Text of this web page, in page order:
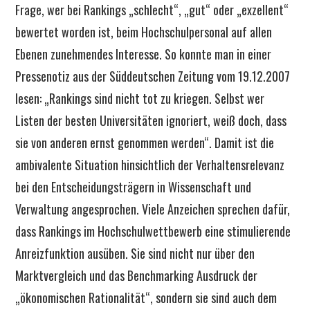
Frage, wer bei Rankings „schlecht“, „gut“ oder „exzellent“
bewertet worden ist, beim Hochschulpersonal auf allen
Ebenen zunehmendes Interesse. So konnte man in einer
Pressenotiz aus der Süddeutschen Zeitung vom 19.12.2007
lesen: „Rankings sind nicht tot zu kriegen. Selbst wer
Listen der besten Universitäten ignoriert, weiß doch, dass
sie von anderen ernst genommen werden“. Damit ist die
ambivalente Situation hinsichtlich der Verhaltensrelevanz
bei den Entscheidungsträgern in Wissenschaft und
Verwaltung angesprochen. Viele Anzeichen sprechen dafür,
dass Rankings im Hochschulwettbewerb eine stimulierende
Anreizfunktion ausüben. Sie sind nicht nur über den
Marktvergleich und das Benchmarking Ausdruck der
„ökonomischen Rationalität“, sondern sie sind auch dem